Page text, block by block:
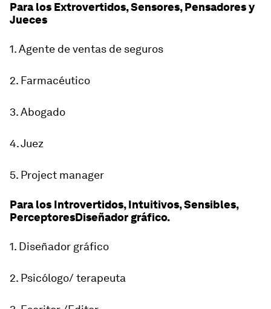
Para los Extrovertidos, Sensores, Pensadores y
Jueces
1. Agente de ventas de seguros
2. Farmacéutico
3. Abogado
4. Juez
5. Project manager
Para los Introvertidos, Intuitivos, Sensibles,
PerceptoresDiseñador gráfico.
1. Diseñador gráfico
2. Psicólogo/ terapeuta